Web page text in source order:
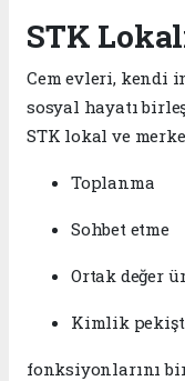
STK
Cem evleri, kendi
sosyal hayatı
STK lokal ve
Toplanma
Sohbet etme
Ortak değer
Kimlik
fonksiyonlarını